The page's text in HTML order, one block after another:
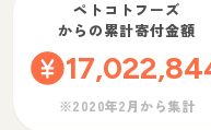
ペトコトフーズ
からの累計寄付金額
※2020年2月から集計